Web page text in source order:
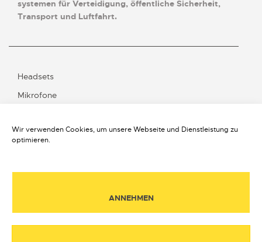
Wir verwenden Cookies, um unsere Webseite und Dienstleistung zu
optimieren.
ANNEHMEN
systemen für Verteidigung, öffentliche Sicherheit,
Transport und Luftfahrt.
Headsets
Mikrofone
Transport
Über ELNO